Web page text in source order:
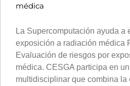
médica
La Supercomputación ayuda a
exposición a radiación médica
Evaluación de riesgos por
médica. CESGA participa en
multidisciplinar que combina la